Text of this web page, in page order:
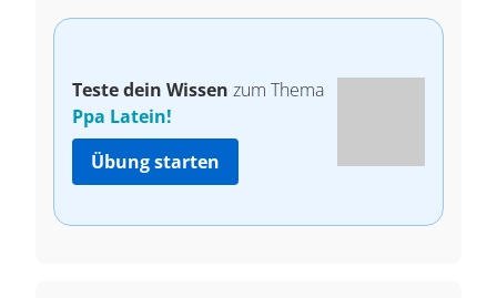
Teste dein Wissen zum Thema
Ppa Latein!
Übung starten